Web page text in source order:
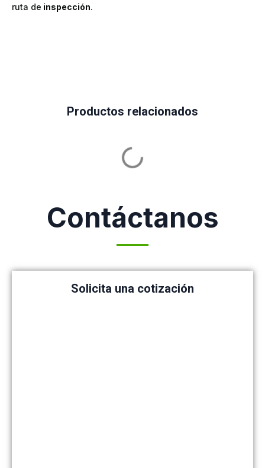
ruta de inspección.
Productos relacionados
Contáctanos
Solicita una cotización